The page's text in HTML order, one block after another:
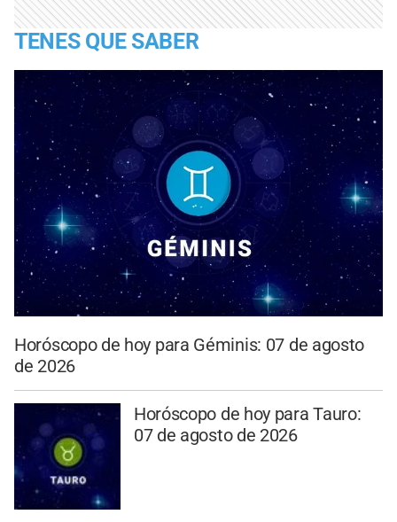
TENES QUE SABER
Horóscopo de hoy para Géminis: 07 de agosto
de 2026
Horóscopo de hoy para Tauro:
07 de agosto de 2026